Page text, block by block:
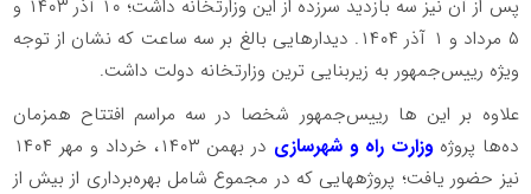
پس از آن نیز سه بازدید سرزده از این وزارتخانه داشت؛ ۱۰ آذر ۱۴۰۳ و
۵ مرداد و ۱ آذر ۱۴۰۴. دیدارهایی بالغ بر سه ساعت که نشان از توجه
ویژه رییس‌جمهور به زیربنایی ترین وزارتخانه دولت داشت.
علاوه بر این ها رییس‌جمهور شخصا در سه مراسم افتتاح همزمان
ده‌ها پروژه وزارت راه و شهرسازی
در بهمن ۱۴۰۳، خرداد و مهر ۱۴۰۴
نیز حضور یافت؛ پروژه‎هایی که در مجموع شامل بهره‌‎برداری از بیش از